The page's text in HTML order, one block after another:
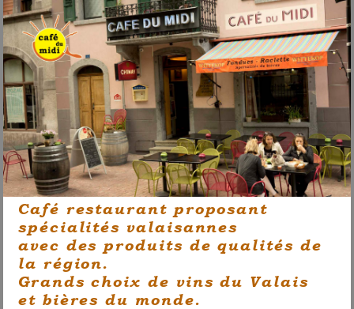
Café restaurant proposant
spécialités valaisannes
avec des produits de qualités de
la région.
Grands choix de vins du Valais
et bières du monde.